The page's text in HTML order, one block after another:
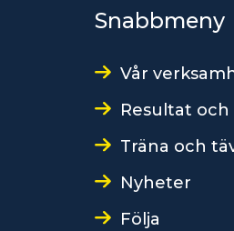
Snabbmeny
Vår
Resultat och
Träna och
Nyheter
Följa